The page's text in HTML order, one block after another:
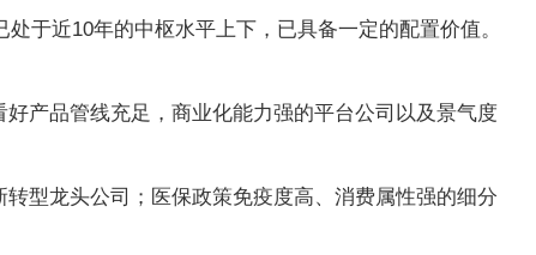
于近10年的中枢水平上下，已具备一定的配置价值。
产品管线充足，商业化能力强的平台公司以及景气度
型龙头公司；医保政策免疫度高、消费属性强的细分